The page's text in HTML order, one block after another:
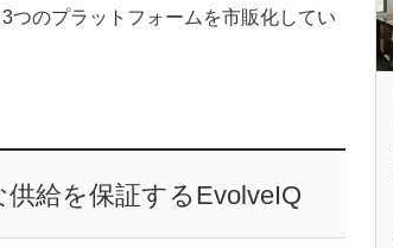
3つのプラットフォームを市販化してい
給を保証するEvolveIQ